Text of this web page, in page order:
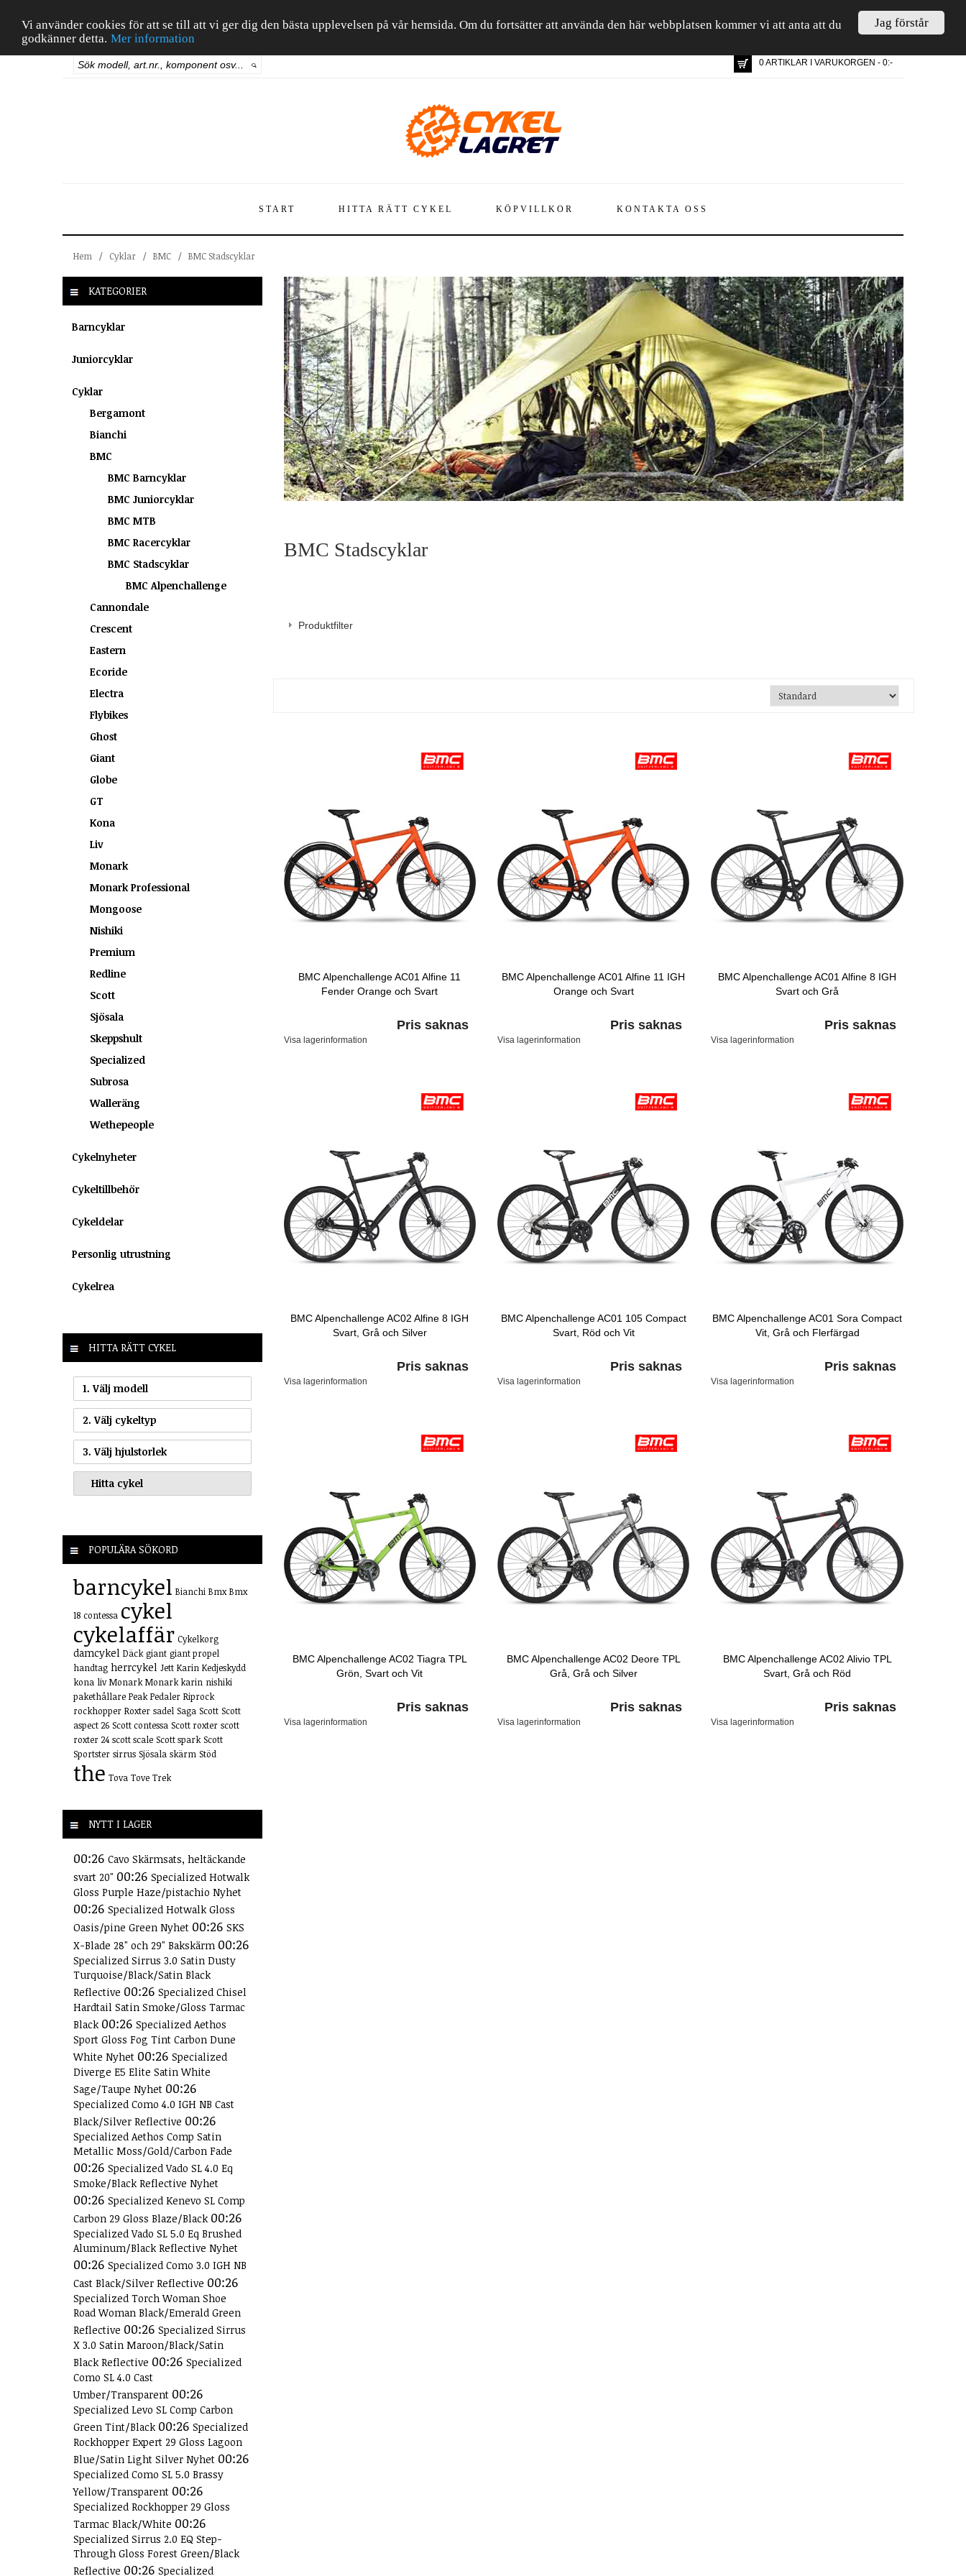
Jag förstår
Vi använder cookies för att se till att vi ger dig den bästa upplevelsen på vår hemsida. Om du fortsätter att använda den här webbplatsen kommer vi att anta att du
godkänner detta. Mer information
0 ARTIKLAR I VARUKORGEN - 0:-
START HITTA RÄTT CYKEL KÖPVILLKOR KONTAKTA OSS
Hem / Cyklar / BMC / BMC Stadscyklar
KATEGORIER
Barncyklar
Juniorcyklar
Cyklar
Bergamont
Bianchi
BMC
BMC Barncyklar
BMC Juniorcyklar
BMC MTB
BMC Racercyklar
BMC Stadscyklar
BMC Alpenchallenge
Cannondale
Crescent
Eastern
Ecoride
Electra
Flybikes
Ghost
Giant
Globe
GT
Kona
Liv
Monark
Monark Professional
Mongoose
Nishiki
Premium
Redline
Scott
Sjösala
Skeppshult
Specialized
Subrosa
Walleräng
Wethepeople
Cykelnyheter
Cykeltillbehör
Cykeldelar
Personlig utrustning
Cykelrea
HITTA RÄTT CYKEL
1. Välj modell
2. Välj cykeltyp
3. Välj hjulstorlek
POPULÄRA SÖKORD
barncykel Bianchi Bmx Bmx
18 contessa cykel
cykelaffär Cykelkorg
damcykel Däck giant giant propel
handtag herrcykel Jett Karin Kedjeskydd
kona liv Monark Monark karin nishiki
pakethållare Peak Pedaler Riprock
rockhopper Roxter sadel Saga Scott Scott
aspect 26 Scott contessa Scott roxter scott
roxter 24 scott scale Scott spark Scott
Sportster sirrus Sjösala skärm Stöd
the Tova Tove Trek
NYTT I LAGER
00:26 Cavo Skärmsats, heltäckande
svart 20" 00:26 Specialized Hotwalk
Gloss Purple Haze/pistachio Nyhet
00:26 Specialized Hotwalk Gloss
Oasis/pine Green Nyhet 00:26 SKS
X-Blade 28" och 29" Bakskärm 00:26
Specialized Sirrus 3.0 Satin Dusty
Turquoise/Black/Satin Black
Reflective 00:26 Specialized Chisel
Hardtail Satin Smoke/Gloss Tarmac
Black 00:26 Specialized Aethos
Sport Gloss Fog Tint Carbon Dune
White Nyhet 00:26 Specialized
Diverge E5 Elite Satin White
Sage/Taupe Nyhet 00:26
Specialized Como 4.0 IGH NB Cast
Black/Silver Reflective 00:26
Specialized Aethos Comp Satin
Metallic Moss/Gold/Carbon Fade
00:26 Specialized Vado SL 4.0 Eq
Smoke/Black Reflective Nyhet
00:26 Specialized Kenevo SL Comp
Carbon 29 Gloss Blaze/Black 00:26
Specialized Vado SL 5.0 Eq Brushed
Aluminum/Black Reflective Nyhet
00:26 Specialized Como 3.0 IGH NB
Cast Black/Silver Reflective 00:26
Specialized Torch Woman Shoe
Road Woman Black/Emerald Green
Reflective 00:26 Specialized Sirrus
X 3.0 Satin Maroon/Black/Satin
Black Reflective 00:26 Specialized
Como SL 4.0 Cast
Umber/Transparent 00:26
Specialized Levo SL Comp Carbon
Green Tint/Black 00:26 Specialized
Rockhopper Expert 29 Gloss Lagoon
Blue/Satin Light Silver Nyhet 00:26
Specialized Como SL 5.0 Brassy
Yellow/Transparent 00:26
Specialized Rockhopper 29 Gloss
Tarmac Black/White 00:26
Specialized Sirrus 2.0 EQ Step-
Through Gloss Forest Green/Black
Reflective 00:26 Specialized
BMC Stadscyklar
Produktfilter
BMC Alpenchallenge AC01 Alfine 11
Fender Orange och Svart
Pris saknas
Visa lagerinformation
BMC Alpenchallenge AC01 Alfine 11 IGH
Orange och Svart
Pris saknas
Visa lagerinformation
BMC Alpenchallenge AC01 Alfine 8 IGH
Svart och Grå
Pris saknas
Visa lagerinformation
BMC Alpenchallenge AC02 Alfine 8 IGH
Svart, Grå och Silver
Pris saknas
Visa lagerinformation
BMC Alpenchallenge AC01 105 Compact
Svart, Röd och Vit
Pris saknas
Visa lagerinformation
BMC Alpenchallenge AC01 Sora Compact
Vit, Grå och Flerfärgad
Pris saknas
Visa lagerinformation
BMC Alpenchallenge AC02 Tiagra TPL
Grön, Svart och Vit
Pris saknas
Visa lagerinformation
BMC Alpenchallenge AC02 Deore TPL
Grå, Grå och Silver
Pris saknas
Visa lagerinformation
BMC Alpenchallenge AC02 Alivio TPL
Svart, Grå och Röd
Pris saknas
Visa lagerinformation